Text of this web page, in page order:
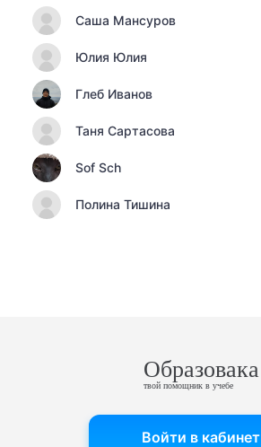
Саша Мансуров
Юлия Юлия
Глеб Иванов
Таня Сартасова
Sof Sch
Полина Тишина
Образовака
твой помощник в учебе
Войти в кабинет